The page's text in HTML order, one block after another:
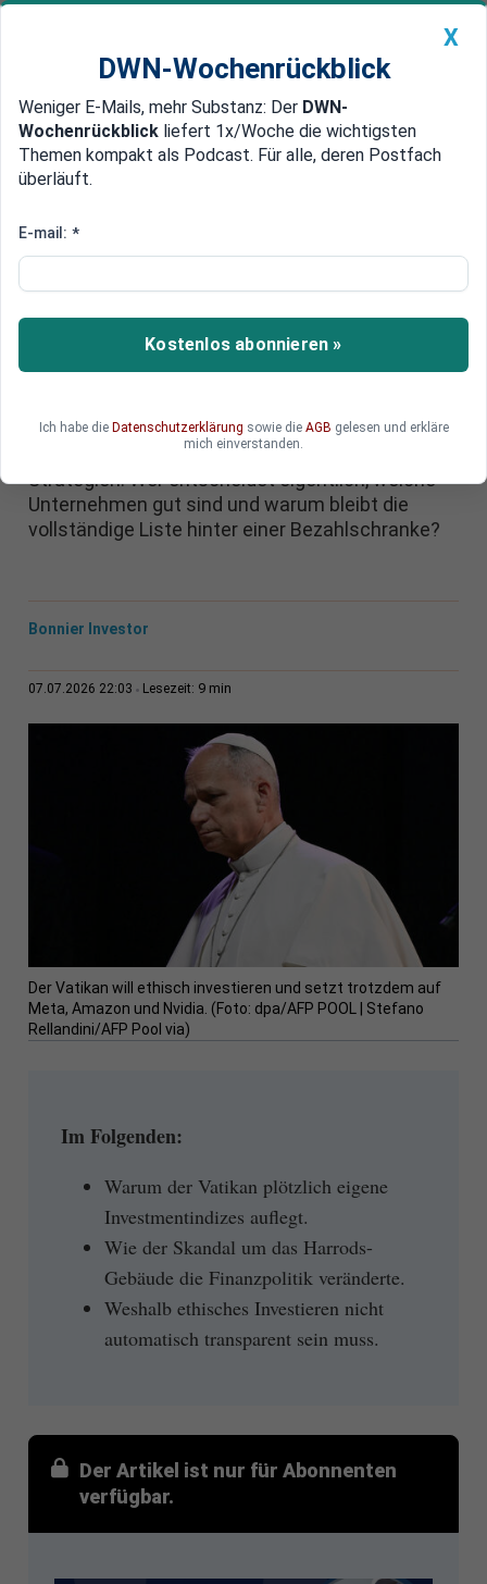
Newsticker MEIN DWN: Geldanlage Premium
Edelmetalle DWN-Magazin China
Ethisches Investieren: Der
Tech-Aktien
Der Vatikan will Geld nach moralischen Kriterien
anlegen und landet dabei ausgerechnet bei Meta,
sauberer Ethik klingt, zeigt bei genauerem
Hinsehen die Widersprüche moderner ESG-
Strategien: Wer entscheidet eigentlich, welche
Unternehmen gut sind und warum bleibt die
vollständige Liste hinter einer Bezahlschranke?
Bonnier Investor
07.07.2026 22:03 Lesezeit: 9 min
Der Vatikan will ethisch investieren und setzt trotzdem auf
Meta, Amazon und Nvidia. (Foto: dpa/AFP POOL | Stefano
Rellandini/AFP Pool via)
Im Folgenden:
Warum der Vatikan plötzlich eigene
Investmentindizes auflegt.
Wie der Skandal um das Harrods-
Gebäude die Finanzpolitik veränderte.
Weshalb ethisches Investieren nicht
automatisch transparent sein muss.
Der Artikel ist nur für Abonnenten
verfügbar.
X
DWN-Wochenrückblick
Weniger E-Mails, mehr Substanz: Der DWN-
Wochenrückblick liefert 1x/Woche die wichtigsten
Themen kompakt als Podcast. Für alle, deren Postfach
überläuft.
E-mail: *
Kostenlos abonnieren »
Ich habe die Datenschutzerklärung sowie die AGB gelesen und erkläre
mich einverstanden.